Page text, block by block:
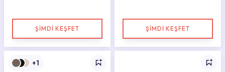
ŞİMDİ KEŞFET ŞİMDİ KEŞFET
+1